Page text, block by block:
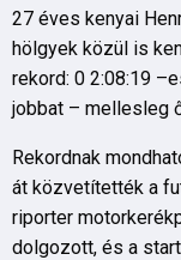
27 éves kenyai
hölgyek közül is
rekord: 0 2:08:19
jobbat – mellesleg
Rekordnak
át közvetítették a
riporter
dolgozott, és a